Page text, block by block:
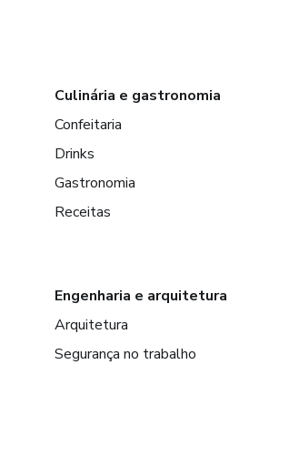
Culinária e gastronomia
Confeitaria
Drinks
Gastronomia
Receitas
Engenharia e arquitetura
Arquitetura
Segurança no trabalho